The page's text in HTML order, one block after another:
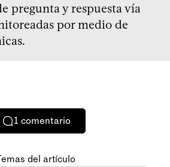
pregunta y respuesta vía
por medio de
1 comentario
del artículo